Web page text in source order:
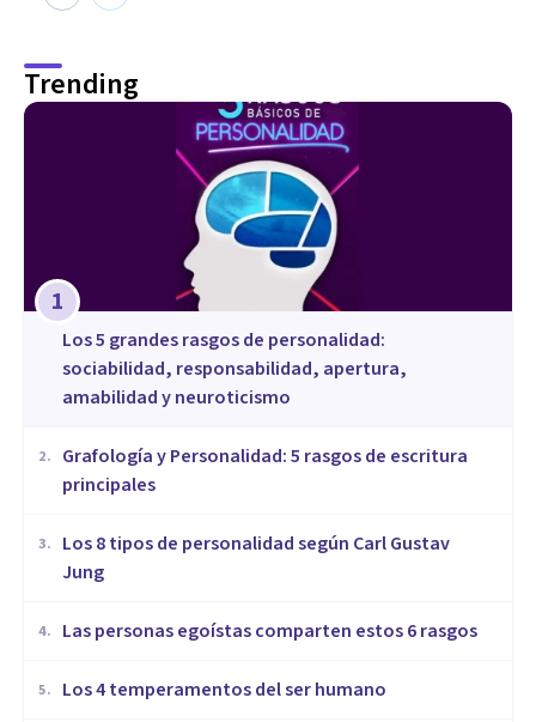
Trending
1
Los 5 grandes rasgos de personalidad:
sociabilidad, responsabilidad, apertura,
amabilidad y neuroticismo
2.
Grafología y Personalidad: 5 rasgos de escritura
principales
3.
​Los 8 tipos de personalidad según Carl Gustav
Jung
4. Las personas egoístas comparten estos 6 rasgos
5. Los 4 temperamentos del ser humano